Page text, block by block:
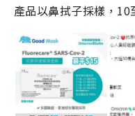
產品以鼻拭子採樣，10